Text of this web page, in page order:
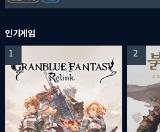
인기게임
1 2